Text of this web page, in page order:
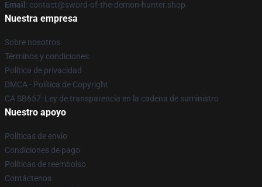
Email : contact@sword-of-the-demon-hunter.shop
Nuestra empresa
Sobre nosotros
Términos y condiciones
Política de privacidad
DMCA - Política de Copyright
CA SB657: Ley de transparencia en la cadena de suministro
Nuestro apoyo
Políticas de envío
Condiciones de pago
Políticas de reembolso
Contáctenos